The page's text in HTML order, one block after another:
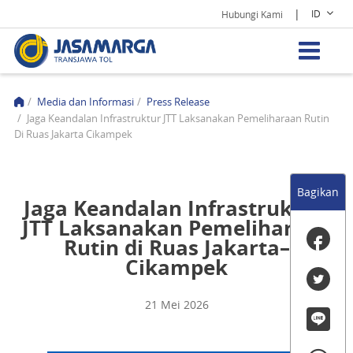
Hubungi Kami | ID
/ Media dan Informasi / Press Release
/ Jaga Keandalan Infrastruktur JTT Laksanakan Pemeliharaan Rutin
Di Ruas Jakarta Cikampek
Jaga Keandalan Infrastruktur,
JTT Laksanakan Pemeliharaan
Rutin di Ruas Jakarta–
Cikampek
21 Mei 2026
Bagikan